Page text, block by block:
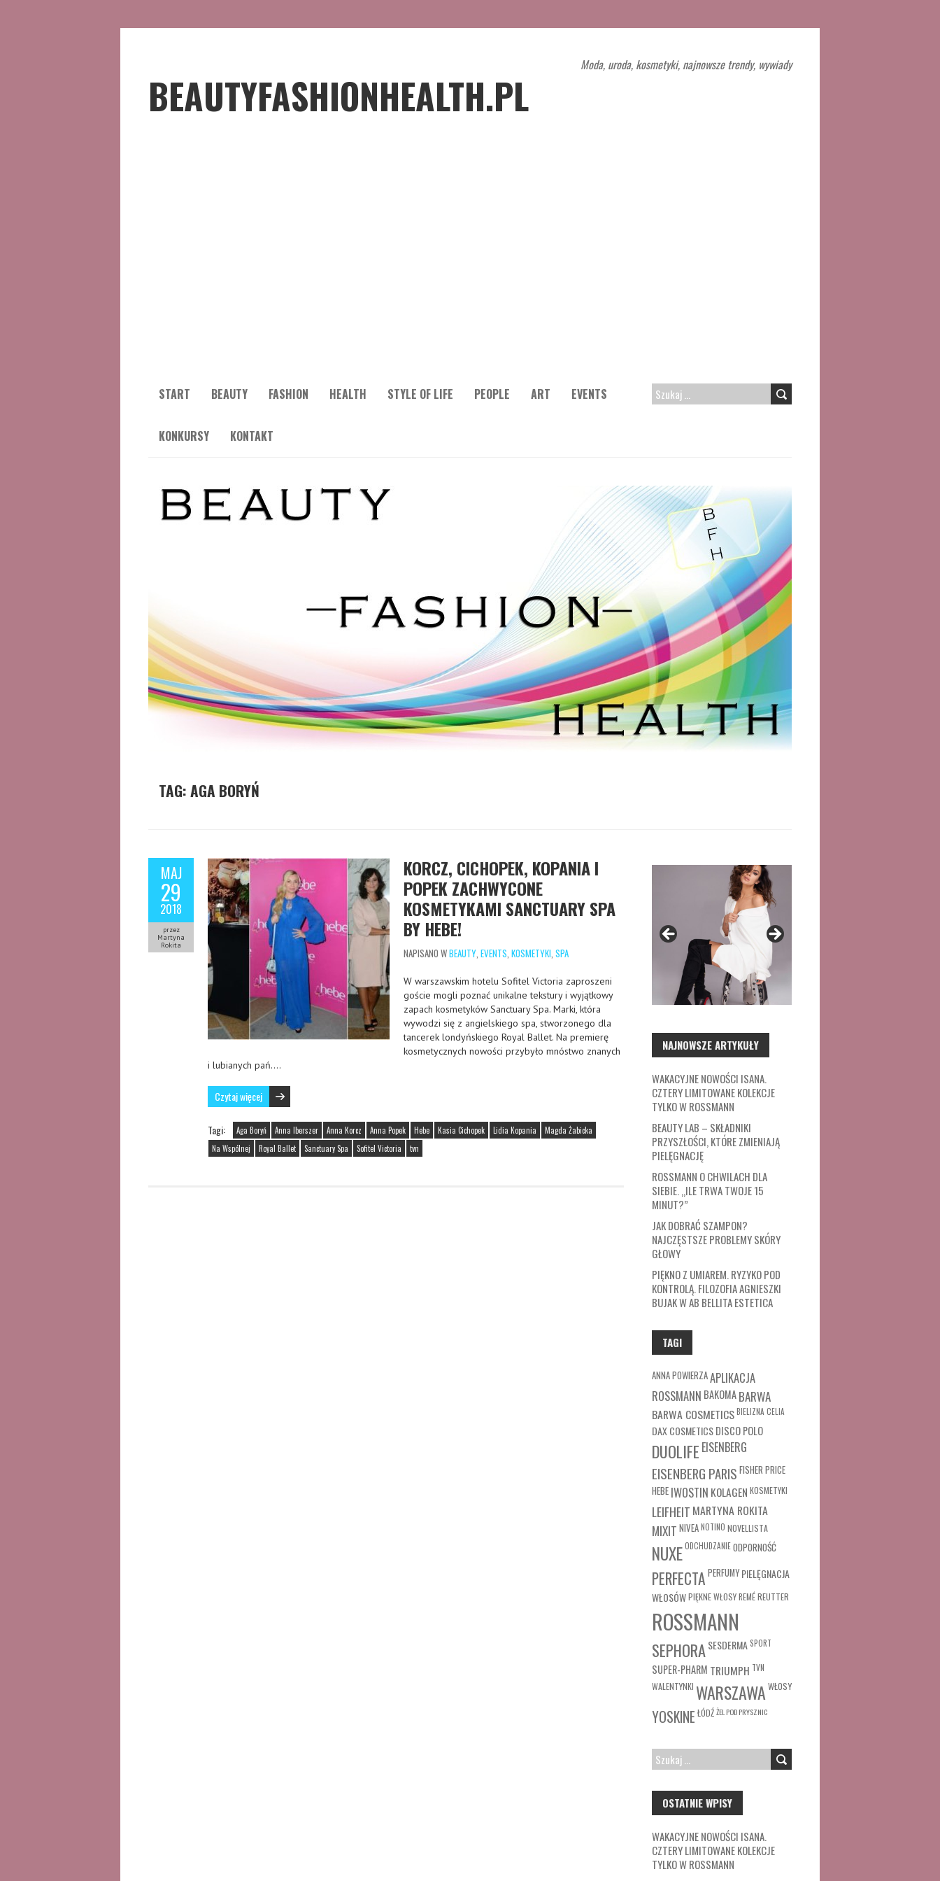
BEAUTYFASHIONHEALTH.PL
Moda, uroda, kosmetyki, najnowsze trendy, wywiady
START BEAUTY FASHION HEALTH STYLE OF LIFE PEOPLE ART EVENTS
KONKURSY KONTAKT
SZUKAJ:
TAG:AGA BORYŃ
MAJ
29
2018
przez
Martyna
Rokita
KORCZ, CICHOPEK, KOPANIA I
POPEK ZACHWYCONE
KOSMETYKAMI SANCTUARY SPA
BY HEBE!
NAPISANO WBEAUTY, EVENTS, KOSMETYKI, SPA
W warszawskim hotelu Sofitel Victoria zaproszeni
goście mogli poznać unikalne tekstury i wyjątkowy
zapach kosmetyków Sanctuary Spa. Marki, która
wywodzi się z angielskiego spa, stworzonego dla
tancerek londyńskiego Royal Ballet. Na premierę
kosmetycznych nowości przybyło mnóstwo znanych
i lubianych pań….
Czytaj więcej
Tagi: Aga Boryń Anna Iberszer Anna Korcz Anna Popek Hebe Kasia Cichopek Lidia Kopania
Magda Żabicka
Na Wspólnej
Royal Ballet Sanctuary Spa Sofitel Victoria tvn
NAJNOWSZE ARTYKUŁY
WAKACYJNE NOWOŚCI ISANA.
CZTERY LIMITOWANE KOLEKCJE
TYLKO W ROSSMANN
BEAUTY LAB – SKŁADNIKI
PRZYSZŁOŚCI, KTÓRE ZMIENIAJĄ
PIELĘGNACJĘ
ROSSMANN O CHWILACH DLA
SIEBIE. „ILE TRWA TWOJE 15
MINUT?”
JAK DOBRAĆ SZAMPON?
NAJCZĘSTSZE PROBLEMY SKÓRY
GŁOWY
PIĘKNO Z UMIAREM. RYZYKO POD
KONTROLĄ. FILOZOFIA AGNIESZKI
BUJAK W AB BELLITA ESTETICA
TAGI
ANNA POWIERZAAPLIKACJA
ROSSMANN BAKOMABARWA
BARWA COSMETICSBIELIZNA CELIA
DAX COSMETICSDISCO POLO
DUOLIFE EISENBERG
EISENBERG PARIS FISHER PRICE
HEBE IWOSTIN KOLAGEN KOSMETYKI
LEIFHEIT MARTYNA ROKITA
MIXIT NIVEANOTINO NOVELLISTA
NUXEODCHUDZANIEODPORNOŚĆ
PERFECTA PERFUMY PIELĘGNACJA
WŁOSÓWPIĘKNE WŁOSYREMÉREUTTER
ROSSMANN
SEPHORASESDERMA SPORT
SUPER-PHARM TRIUMPH TVN
WALENTYNKI WARSZAWA WŁOSY
YOSKINE ŁÓDŹŻEL POD PRYSZNIC
SZUKAJ:
OSTATNIE WPISY
WAKACYJNE NOWOŚCI ISANA.
CZTERY LIMITOWANE KOLEKCJE
TYLKO W ROSSMANN